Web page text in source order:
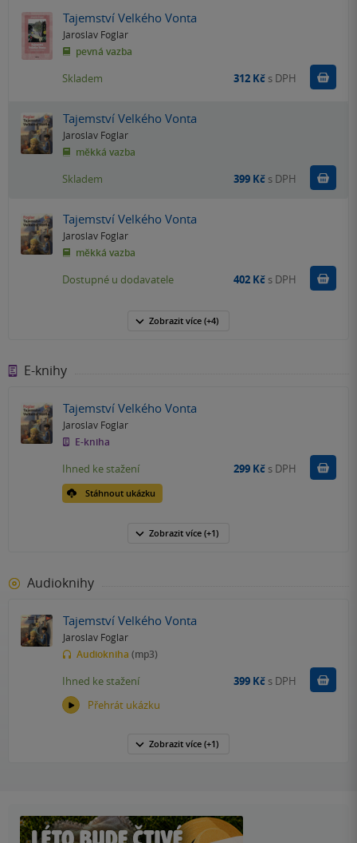
Tajemství Velkého Vonta
Jaroslav Foglar
pevná vazba
Skladem 312 Kč s DPH
Tajemství Velkého Vonta
Jaroslav Foglar
měkká vazba
Skladem 399 Kč s DPH
Tajemství Velkého Vonta
Jaroslav Foglar
měkká vazba
Dostupné u dodavatele 402 Kč s DPH
Zobrazit více (+4)
E-knihy
Tajemství Velkého Vonta
Jaroslav Foglar
E-kniha
Stáhnout ukázku
Ihned ke stažení 299 Kč s DPH Koupit
Zobrazit více (+1)
Audioknihy
Tajemství Velkého Vonta
Jaroslav Foglar
Audiokniha (mp3)
Přehrát ukázku
Ihned ke stažení 399 Kč s DPH Koupit
Zobrazit více (+1)